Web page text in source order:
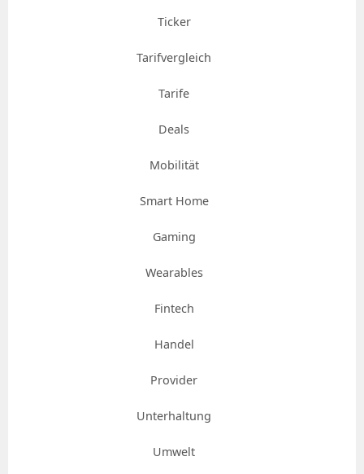
Ticker
Tarifvergleich
Tarife
Deals
Mobilität
Smart Home
Gaming
Wearables
Fintech
Handel
Provider
Unterhaltung
Umwelt